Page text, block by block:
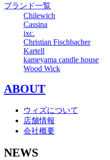
ブランド一覧
Chilewich
Cassina
ixc.
Christian Fischbacher
Kartell
kameyama candle house
Wood Wick
ABOUT
ウィズについて
店舗情報
会社概要
NEWS